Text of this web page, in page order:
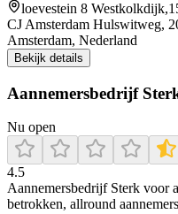
loevestein 8
CJ Amsterdam Hulswitweg,
Amsterdam, Nederland
Bekijk details
Aannemersbedrijf
Nu open
4.5
Aannemersbedrijf Sterk voor
betrokken, allround